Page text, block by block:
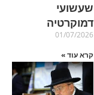
שעשועי
דמוקרטיה
01/07/2026
קרא עוד »